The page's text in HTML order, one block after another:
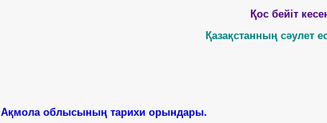
Қос бейіт
Қазақстанның сәулет
Ақмола облысының тарихи орындары.